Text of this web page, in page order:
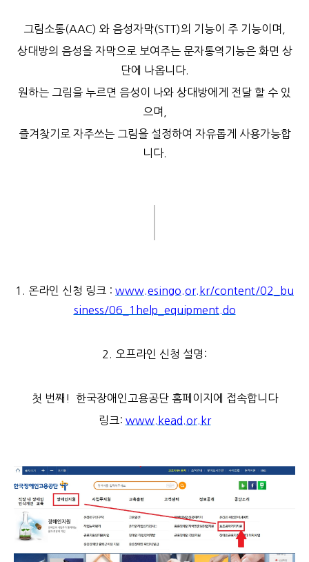
그림소통(AAC) 와 음성자막(STT)의 기능이 주 기능이며,
상대방의 음성을 자막으로 보여주는 문자통역기능은 화면 상
단에 나옵니다.
원하는 그림을 누르면 음성이 나와 상대방에게 전달 할 수 있
으며,
즐겨찾기로 자주쓰는 그림을 설정하여 자유롭게 사용가능합
니다.
1. 온라인 신청 링크 : www.esingo.or.kr/content/02_bu
siness/06_1help_equipment.do
2. 오프라인 신청 설명:
첫 번째! 한국장애인고용공단 홈페이지에 접속합니다
링크: www.kead.or.kr